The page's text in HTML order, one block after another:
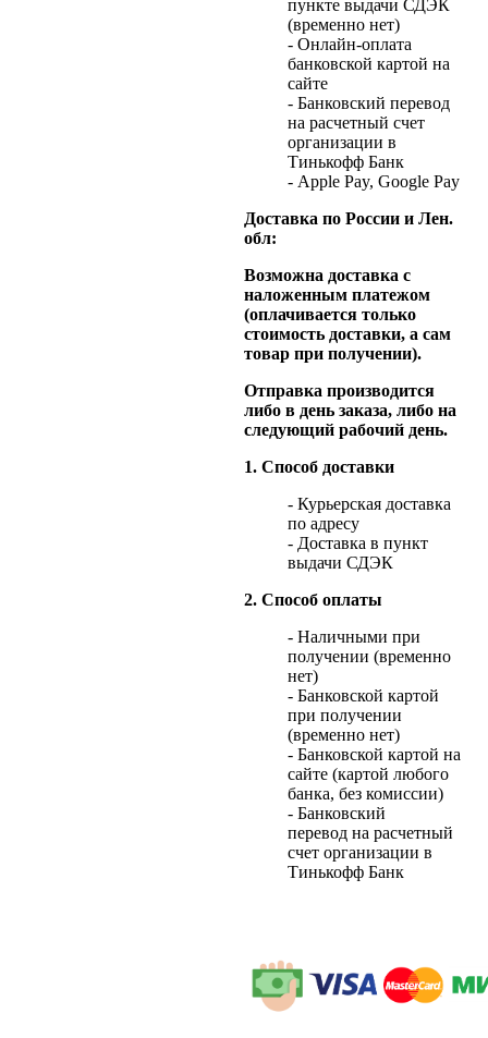
пункте выдачи СДЭК
(временно нет)
- Онлайн-оплата
банковской картой на
сайте
- Банковский перевод
на расчетный счет
организации в
Тинькофф Банк
- Apple Pay, Google Pay
Доставка по России и Лен.
обл:
Возможна доставка с
наложенным платежом
(оплачивается только
стоимость доставки, а сам
товар при получении).
Отправка производится
либо в день заказа, либо на
следующий рабочий день.
1. Способ доставки
- Курьерская доставка
по адресу
- Доставка в пункт
выдачи СДЭК
2. Способ оплаты
- Наличными при
получении (временно
нет)
- Банковской картой
при получении
(временно нет)
- Банковской картой на
сайте (картой любого
банка, без комиссии)
- Банковский
перевод на расчетный
счет организации в
Тинькофф Банк